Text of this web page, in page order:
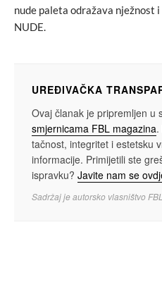
nude paleta odražava nježnost
NUDE.
UREĐIVAČKA
Ovaj članak je pripremljen u
smjernicama FBL magazina.
tačnost, integritet i estetsku
informacije. Primijetili ste
ispravku? Javite nam se
Sadržaj je autorsko vlasništvo